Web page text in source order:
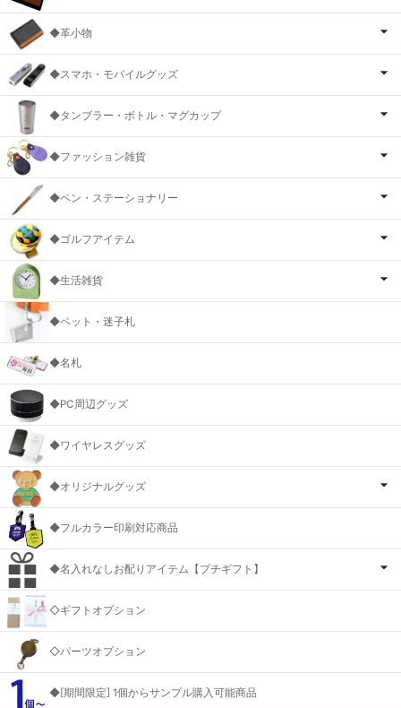
◆革小物
◆スマホ・モバイルグッズ
◆タンブラー・ボトル・マグカップ
◆ファッション雑貨
◆ペン・ステーショナリー
◆ゴルフアイテム
◆生活雑貨
◆ペット・迷子札
◆名札
◆PC周辺グッズ
◆ワイヤレスグッズ
◆オリジナルグッズ
◆フルカラー印刷対応商品
◆名入れなしお配りアイテム【プチギフト】
◇ギフトオプション
◇パーツオプション
◆[期間限定] 1個からサンプル購入可能商品